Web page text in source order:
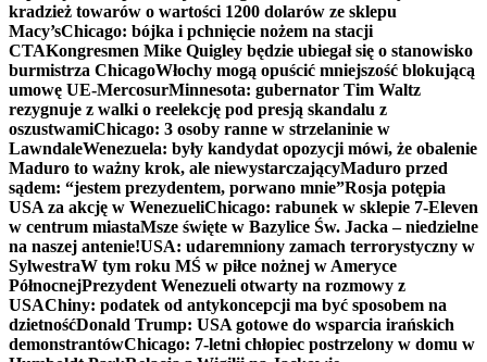
kradzież towarów o wartości 1200 dolarów ze sklepu
Macy’sChicago: bójka i pchnięcie nożem na stacji
CTAKongresmen Mike Quigley będzie ubiegał się o stanowisko
burmistrza ChicagoWłochy mogą opuścić mniejszość blokującą
umowę UE-MercosurMinnesota: gubernator Tim Waltz
rezygnuje z walki o reelekcję pod presją skandalu z
oszustwamiChicago: 3 osoby ranne w strzelaninie w
LawndaleWenezuela: były kandydat opozycji mówi, że obalenie
Maduro to ważny krok, ale niewystarczającyMaduro przed
sądem: “jestem prezydentem, porwano mnie”Rosja potępia
USA za akcję w WenezueliChicago: rabunek w sklepie 7-Eleven
w centrum miastaMsze święte w Bazylice Św. Jacka – niedzielne
na naszej antenie!USA: udaremniony zamach terrorystyczny w
SylwestraW tym roku MŚ w piłce nożnej w Ameryce
PółnocnejPrezydent Wenezueli otwarty na rozmowy z
USAChiny: podatek od antykoncepcji ma być sposobem na
dzietnośćDonald Trump: USA gotowe do wsparcia irańskich
demonstrantówChicago: 7-letni chłopiec postrzelony w domu w